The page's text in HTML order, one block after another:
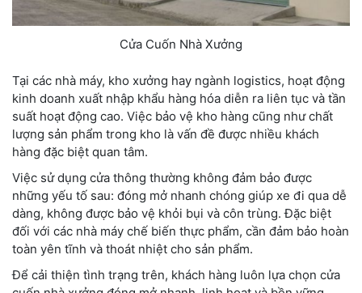
Cửa Cuốn Nhà Xưởng
Tại các nhà máy, kho xưởng hay ngành logistics, hoạt động
kinh doanh xuất nhập khẩu hàng hóa diễn ra liên tục và tần
suất hoạt động cao. Việc bảo vệ kho hàng cũng như chất
lượng sản phẩm trong kho là vấn đề được nhiều khách
hàng đặc biệt quan tâm.
Việc sử dụng cửa thông thường không đảm bảo được
những yếu tố sau: đóng mở nhanh chóng giúp xe đi qua dễ
dàng, không được bảo vệ khỏi bụi và côn trùng. Đặc biệt
đối với các nhà máy chế biến thực phẩm, cần đảm bảo hoàn
toàn yên tĩnh và thoát nhiệt cho sản phẩm.
Để cải thiện tình trạng trên, khách hàng luôn lựa chọn cửa